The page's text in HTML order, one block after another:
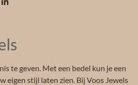
S
te geven. Met een bedel kun je een
eigen stijl laten zien. Bij Voos Jewels